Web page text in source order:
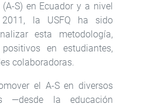
S) en Ecuador y a nivel
2011, la USFQ ha sido
esta metodología,
en estudiantes,
colaboradoras.
el A-S en diversos
—desde la educación